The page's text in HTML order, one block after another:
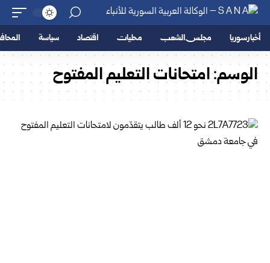
أخبار سوريا مجلس الشعب محليات اقتصاد سياسة
الوسم:امتحانات التعليم المفتوح